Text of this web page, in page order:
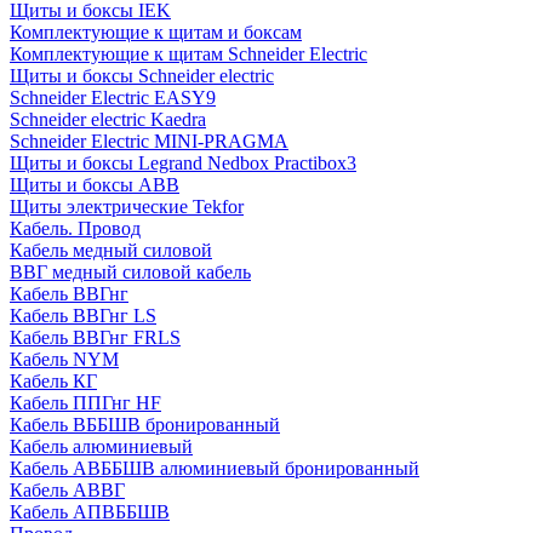
Щиты и боксы IEK
Комплектующие к щитам и боксам
Комплектующие к щитам Schneider Electric
Щиты и боксы Schneider electric
Schneider Electric EASY9
Schneider electric Kaedra
Schneider Electric MINI-PRAGMA
Щиты и боксы Legrand Nedbox Practibox3
Щиты и боксы ABB
Щиты электрические Tekfor
Кабель. Провод
Кабель медный силовой
ВВГ медный силовой кабель
Кабель ВВГнг
Кабель ВВГнг LS
Кабель ВВГнг FRLS
Кабель NYM
Кабель КГ
Кабель ППГнг HF
Кабель ВББШВ бронированный
Кабель алюминиевый
Кабель АВББШВ алюминиевый бронированный
Кабель АВВГ
Кабель АПВББШВ